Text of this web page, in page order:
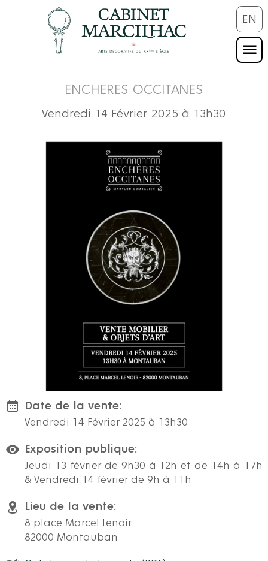
EN
ENCHERES OCCITANES
Vendredi 14 Février 2025 à 13h30
Date de la vente:
Vendredi 14 Février 2025 à 13h30
Exposition publique:
Jeudi 13 février de 9h30 à 12h et de 14h à 17h
& Vendredi 14 février de 9h à 11h
Lieu de la vente:
8 place Marcel Lenoir
82000 Montauban